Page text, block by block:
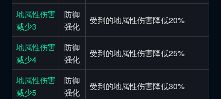
地属性伤害
减少3
防御
强化
受到的地属性伤害降低20%
地属性伤害
减少4
防御
强化
受到的地属性伤害降低25%
地属性伤害
减少5
防御
强化
受到的地属性伤害降低30%